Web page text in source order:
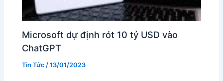
Microsoft dự định rót 10 tỷ USD vào
ChatGPT
Tin Tức /13/01/2023